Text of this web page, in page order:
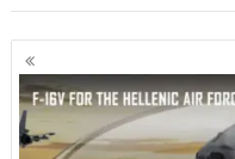
Πλοήγηση
άρθρων